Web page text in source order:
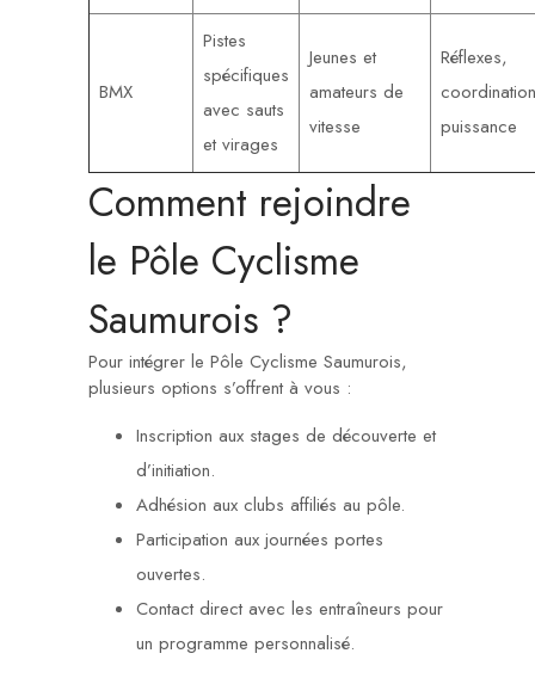
BMX
Pistes
spécifiques
avec sauts
et virages
Jeunes et
amateurs de
vitesse
Réflexes,
puissance
Comment rejoindre
le Pôle Cyclisme
Saumurois ?
Pour intégrer le Pôle Cyclisme Saumurois,
plusieurs options s’offrent à vous :
Inscription aux stages de découverte et
d’initiation.
Adhésion aux clubs affiliés au pôle.
Participation aux journées portes
ouvertes.
Contact direct avec les entraîneurs pour
un programme personnalisé.